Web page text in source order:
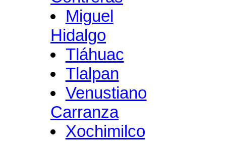
Miguel
Hidalgo
Tláhuac
Tlalpan
Venustiano
Carranza
Xochimilco